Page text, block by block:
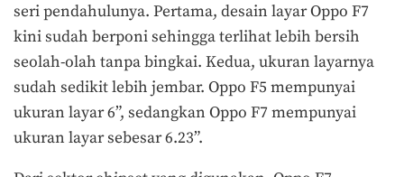
seri pendahulunya. Pertama, desain layar Oppo F7
kini sudah berponi sehingga terlihat lebih bersih
seolah-olah tanpa bingkai. Kedua, ukuran layarnya
sudah sedikit lebih jembar. Oppo F5 mempunyai
ukuran layar 6”, sedangkan Oppo F7 mempunyai
ukuran layar sebesar 6.23”.